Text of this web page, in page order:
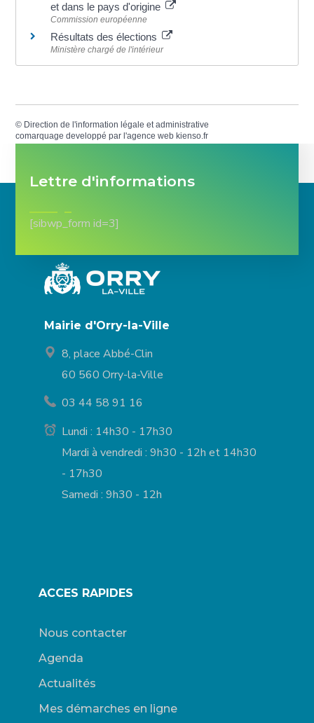
et dans le pays d'origine
Commission européenne
Résultats des élections
Ministère chargé de l'intérieur
© Direction de l'information légale et administrative
comarquage developpé par l'agence web kienso.fr
Lettre d'informations
[sibwp_form id=3]
Mairie d'Orry-la-Ville
8, place Abbé-Clin
60 560 Orry-la-Ville
03 44 58 91 16
Lundi : 14h30 - 17h30
Mardi à vendredi : 9h30 - 12h et 14h30
- 17h30
Samedi : 9h30 - 12h
ACCES RAPIDES
Nous contacter
Agenda
Actualités
Mes démarches en ligne